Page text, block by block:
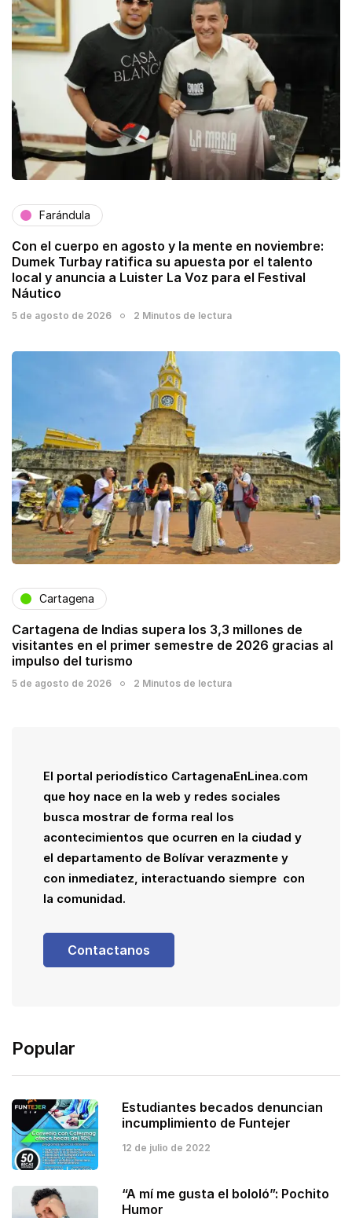
Farándula
Con el cuerpo en agosto y la mente en noviembre:
Dumek Turbay ratifica su apuesta por el talento
local y anuncia a Luister La Voz para el Festival
Náutico
5 de agosto de 2026 2 Minutos de lectura
Cartagena
Cartagena de Indias supera los 3,3 millones de
visitantes en el primer semestre de 2026 gracias al
impulso del turismo
5 de agosto de 2026 2 Minutos de lectura
El portal periodístico CartagenaEnLinea.com
que hoy nace en la web y redes sociales
busca mostrar de forma real los
acontecimientos que ocurren en la ciudad y
el departamento de Bolívar verazmente y
con inmediatez, interactuando siempre con
la comunidad.
Contactanos
Popular
Estudiantes becados denuncian
incumplimiento de Funtejer
12 de julio de 2022
“A mí me gusta el bololó”: Pochito
Humor